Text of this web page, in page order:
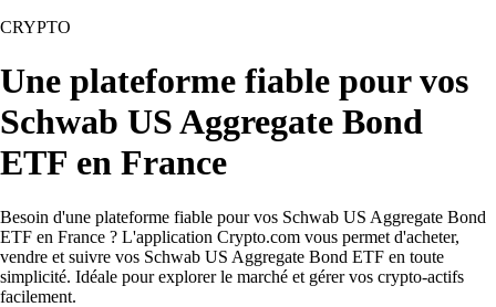
CRYPTO
Une plateforme fiable pour vos
Schwab US Aggregate Bond
ETF en France
Besoin d'une plateforme fiable pour vos Schwab US Aggregate Bond
ETF en France ? L'application Crypto.com vous permet d'acheter,
vendre et suivre vos Schwab US Aggregate Bond ETF en toute
simplicité. Idéale pour explorer le marché et gérer vos crypto-actifs
facilement.